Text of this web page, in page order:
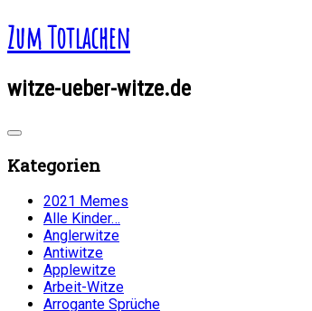
Zum Totlachen
witze-ueber-witze.de
Kategorien
2021 Memes
Alle Kinder…
Anglerwitze
Antiwitze
Applewitze
Arbeit-Witze
Arrogante Sprüche